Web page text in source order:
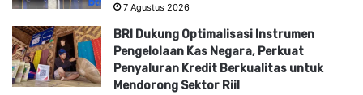
7 Agustus 2026
BRI Dukung Optimalisasi Instrumen
Pengelolaan Kas Negara, Perkuat
Penyaluran Kredit Berkualitas untuk
Mendorong Sektor Riil